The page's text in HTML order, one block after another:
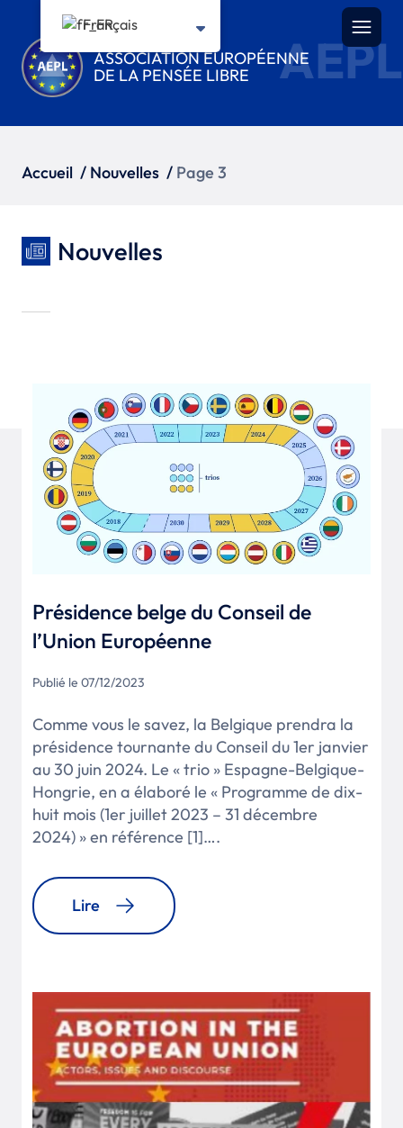
ASSOCIATION EUROPÉENNE
DE LA PENSÉE LIBRE
AEPL
Accueil / Nouvelles / Page 3
Nouvelles
Présidence belge du Conseil de
l’Union Européenne
Publié le 07/12/2023
Comme vous le savez, la Belgique prendra la
présidence tournante du Conseil du 1er janvier
au 30 juin 2024. Le « trio » Espagne-Belgique-
Hongrie, en a élaboré le « Programme de dix-
huit mois (1er juillet 2023 – 31 décembre
2024) » en référence [1]….
Lire
Français